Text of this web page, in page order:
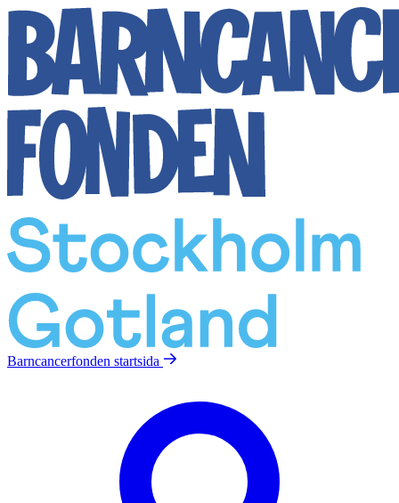
Barncancerfonden startsida